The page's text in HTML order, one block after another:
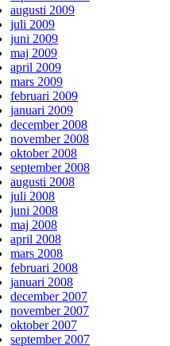
augusti 2009
juli 2009
juni 2009
maj 2009
april 2009
mars 2009
februari 2009
januari 2009
december 2008
november 2008
oktober 2008
september 2008
augusti 2008
juli 2008
juni 2008
maj 2008
april 2008
mars 2008
februari 2008
januari 2008
december 2007
november 2007
oktober 2007
september 2007